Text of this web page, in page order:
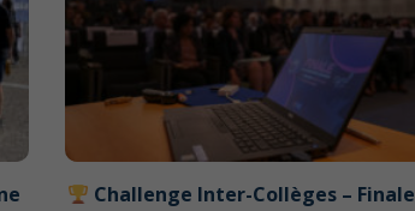
Challenge Inter-Collèges – Finale